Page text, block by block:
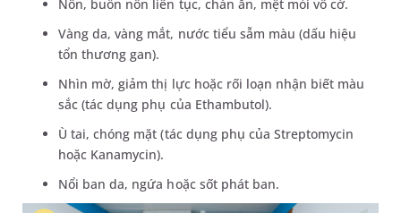
Nôn, buồn nôn liên tục, chán ăn, mệt mỏi vô cớ.
Vàng da, vàng mắt, nước tiểu sẫm màu (dấu hiệu
tổn thương gan).
Nhìn mờ, giảm thị lực hoặc rối loạn nhận biết màu
sắc (tác dụng phụ của Ethambutol).
Ù tai, chóng mặt (tác dụng phụ của Streptomycin
hoặc Kanamycin).
Nổi ban da, ngứa hoặc sốt phát ban.